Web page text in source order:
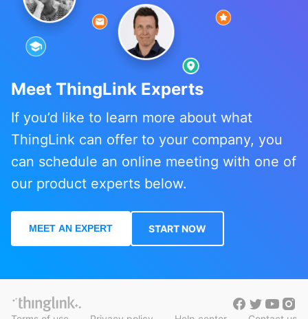
Meet ThingLink Experts
If you’d like to learn more about what
ThingLink can offer to your company, you
can schedule an online meeting with one of
our product experts below.
MEET AN EXPERT START NOW